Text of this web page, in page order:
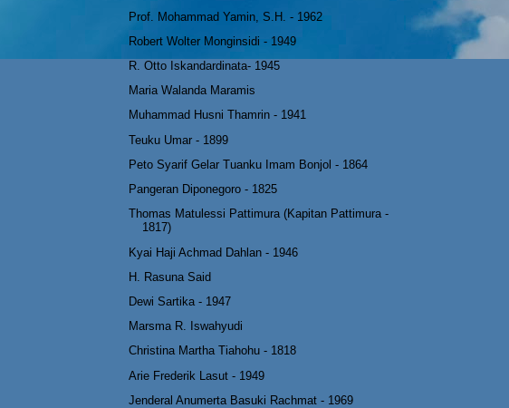
Prof. Mohammad Yamin, S.H. - 1962
Robert Wolter Monginsidi - 1949
R. Otto Iskandardinata- 1945
Maria Walanda Maramis
Muhammad Husni Thamrin - 1941
Teuku Umar - 1899
Peto Syarif Gelar Tuanku Imam Bonjol - 1864
Pangeran Diponegoro - 1825
Thomas Matulessi Pattimura (Kapitan Pattimura -
1817)
Kyai Haji Achmad Dahlan - 1946
H. Rasuna Said
Dewi Sartika - 1947
Marsma R. Iswahyudi
Christina Martha Tiahohu - 1818
Arie Frederik Lasut - 1949
Jenderal Anumerta Basuki Rachmat - 1969